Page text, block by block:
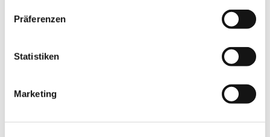
Präferenzen
Statistiken
Marketing